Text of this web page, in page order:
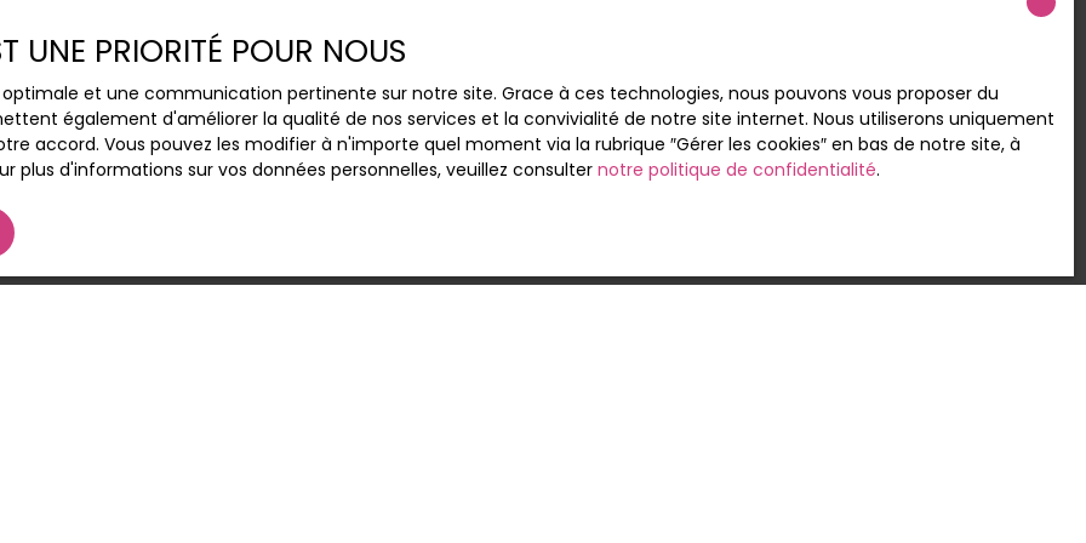
UNE PRIORITÉ POUR NOUS
et une communication pertinente sur notre site. Grace à ces technologies, nous pouvons vous proposer du
également d'améliorer la qualité de nos services et la convivialité de notre site internet. Nous utiliserons uniquement
accord. Vous pouvez les modifier à n'importe quel moment via la rubrique ″Gérer les cookies″ en bas de notre site, à
plus d'informations sur vos données personnelles, veuillez consulternotre politique de confidentialité.